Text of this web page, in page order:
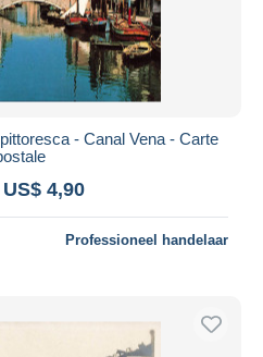
- Canal Vena - Carte
4,90
Professioneel handelaar